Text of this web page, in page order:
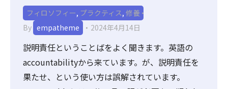
フィロソフィー, プラクティス, 修養
By empatheme 2024年4月14日
説明責任ということばをよく聞きます。英語の
accountabilityから来ています。が、説明責任を
果たせ、という使い方は誤解されています。